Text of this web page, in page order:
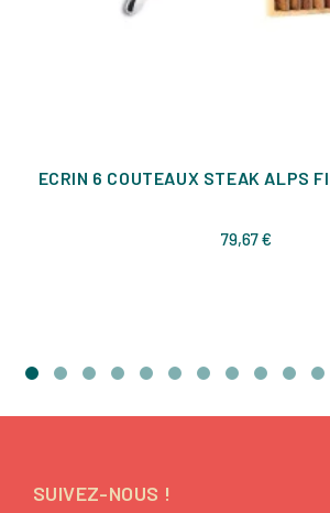
ECRIN 6 COUTEAUX STEAK ALPS
79,67 €
SUIVEZ-NOUS !